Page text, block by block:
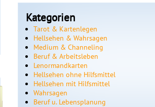
meiner Skat u
Engelkarten u
Botschaften
v.derGeistigen Welt
schauen wir was die
Meisterin *** Einfühlsam
Lebensb…
Kategorien
Tarot & Kartenlegen
Hellsehen & Wahrsagen
Medium & Channeling
Beruf & Arbeitsleben
Lenormandkarten
Hellsehen ohne Hilfsmittel
Hellsehen mit Hilfsmittel
Wahrsagen
Beruf u. Lebensplanung